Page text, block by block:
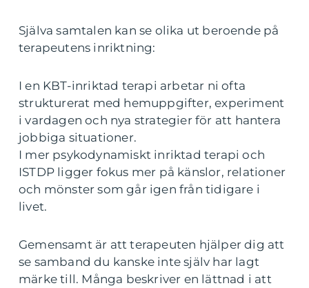
Själva samtalen kan se olika ut beroende på
terapeutens inriktning:
I en KBT-inriktad terapi arbetar ni ofta
strukturerat med hemuppgifter, experiment
i vardagen och nya strategier för att hantera
jobbiga situationer.
I mer psykodynamiskt inriktad terapi och
ISTDP ligger fokus mer på känslor, relationer
och mönster som går igen från tidigare i
livet.
Gemensamt är att terapeuten hjälper dig att
se samband du kanske inte själv har lagt
märke till. Många beskriver en lättnad i att